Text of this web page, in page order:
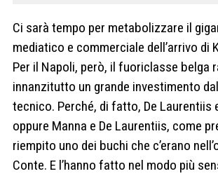
Ci sarà tempo per metabolizzare il
mediatico e commerciale dell’arrivo di
Per il Napoli, però, il fuoriclasse belga
innanzitutto un grande investimento
tecnico. Perché, di fatto, De Laurentiis
oppure Manna e De Laurentiis, come
riempito uno dei buchi che c’erano
Conte. E l’hanno fatto nel modo più